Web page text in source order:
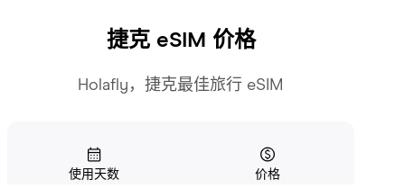
捷克eSIM 价格
Holafly，捷克最佳旅行 eSIM
使用天数 价格